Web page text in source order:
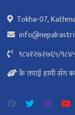
Tokha-07,
९८४१२७२७६५/
के तपाई हामी सँग